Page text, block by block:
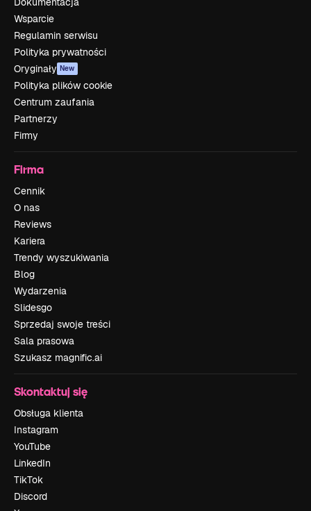
Wsparcie
Regulamin serwisu
Polityka prywatności
Oryginały New
Polityka plików cookie
Centrum zaufania
Partnerzy
Firmy
Firma
Cennik
O nas
Reviews
Kariera
Trendy wyszukiwania
Blog
Wydarzenia
Slidesgo
Sprzedaj swoje treści
Sala prasowa
Szukasz magnific.ai
Skontaktuj się
Obsługa klienta
Instagram
YouTube
LinkedIn
TikTok
Discord